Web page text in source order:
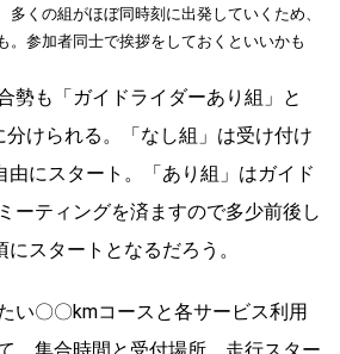
くの組がほぼ同時刻に出発していくため、
。参加者同士で挨拶をしておくといいかも
勢も「ガイドライダーあり組」と
分けられる。「なし組」は受け付け
由にスタート。「あり組」はガイド
ーティングを済ますので多少前後し
スタートとなるだろう。
い〇〇kmコースと各サービス利用
、集合時間と受付場所、走行スター